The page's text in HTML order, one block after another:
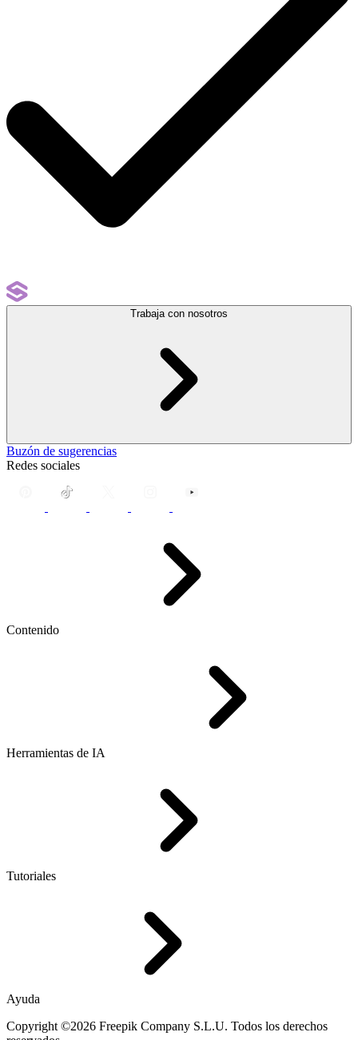
Trabaja con nosotros
Buzón de sugerencias
Redes sociales
Contenido
Herramientas de IA
Tutoriales
Ayuda
Copyright ©2026 Freepik Company S.L.U. Todos los derechos